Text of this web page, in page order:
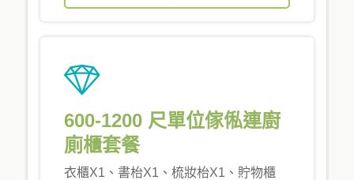
600-1200 尺單位傢俬連廚
廁櫃套餐
衣櫃X1、書枱X1、梳妝枱X1、貯物櫃